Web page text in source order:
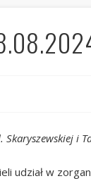
Skaryszewskiej
udział w